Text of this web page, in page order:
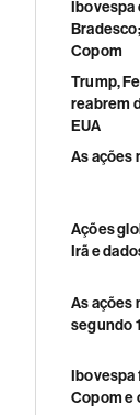
Ibovespa
Copom
Trump,
reabrem
EUA
As ações
Ações
Irã e
As ações
segundo
Ibovespa
Copom e